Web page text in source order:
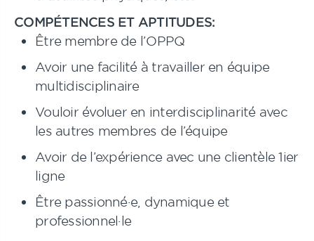
COMPÉTENCES ET APTITUDES:
Être membre de l’OPPQ
Avoir une facilité à travailler en équipe
multidisciplinaire
Vouloir évoluer en interdisciplinarité avec
les autres membres de l’équipe
Avoir de l’expérience avec une clientèle 1ier
ligne
Être passionné·e, dynamique et
professionnel·le